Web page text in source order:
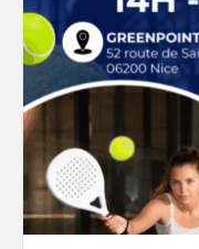
FORMATION
MAG DU
AIX-